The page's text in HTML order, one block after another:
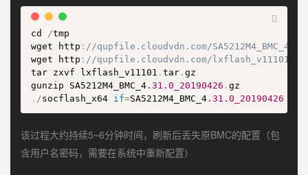
cd /tmp
wget http : //qupfile.cloudvdn.com/
wget http : //qupfile.cloudvdn.com/
tar zxvf lxflash_v11101 . tar . gz
gunzip SA5212M4_BMC_4 .31.0_20190426 .
. /socflash_x64 if=SA5212M4_BMC_4 .31.0_20190426
该过程大约持续5~6分钟时间，刷新后丢失原BMC的配置（包
含用户名密码，需要在系统中重新配置）